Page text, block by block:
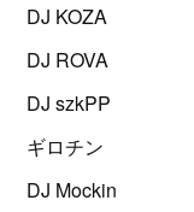
DJ KOZA
DJ ROVA
DJ szkPP
ギロチン
DJ Mockin